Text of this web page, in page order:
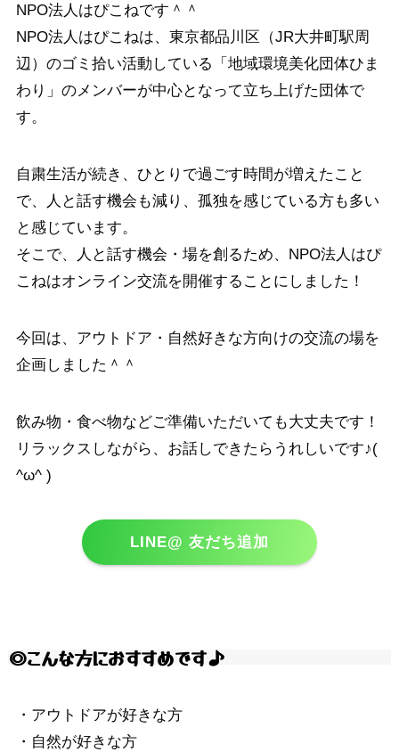
NPO法人はぴこねです＾＾
NPO法人はぴこねは、東京都品川区（JR大井町駅周
辺）のゴミ拾い活動している「地域環境美化団体ひま
わり」のメンバーが中心となって立ち上げた団体で
す。
自粛生活が続き、ひとりで過ごす時間が増えたこと
で、人と話す機会も減り、孤独を感じている方も多い
と感じています。
そこで、人と話す機会・場を創るため、NPO法人はぴ
こねはオンライン交流を開催することにしました！
今回は、アウトドア・自然好きな方向けの交流の場を
企画しました＾＾
飲み物・食べ物などご準備いただいても大丈夫です！
リラックスしながら、お話しできたらうれしいです♪(
^ω^ )
LINE@ 友だち追加
◎こんな方におすすめです♪
・アウトドアが好きな方
・自然が好きな方